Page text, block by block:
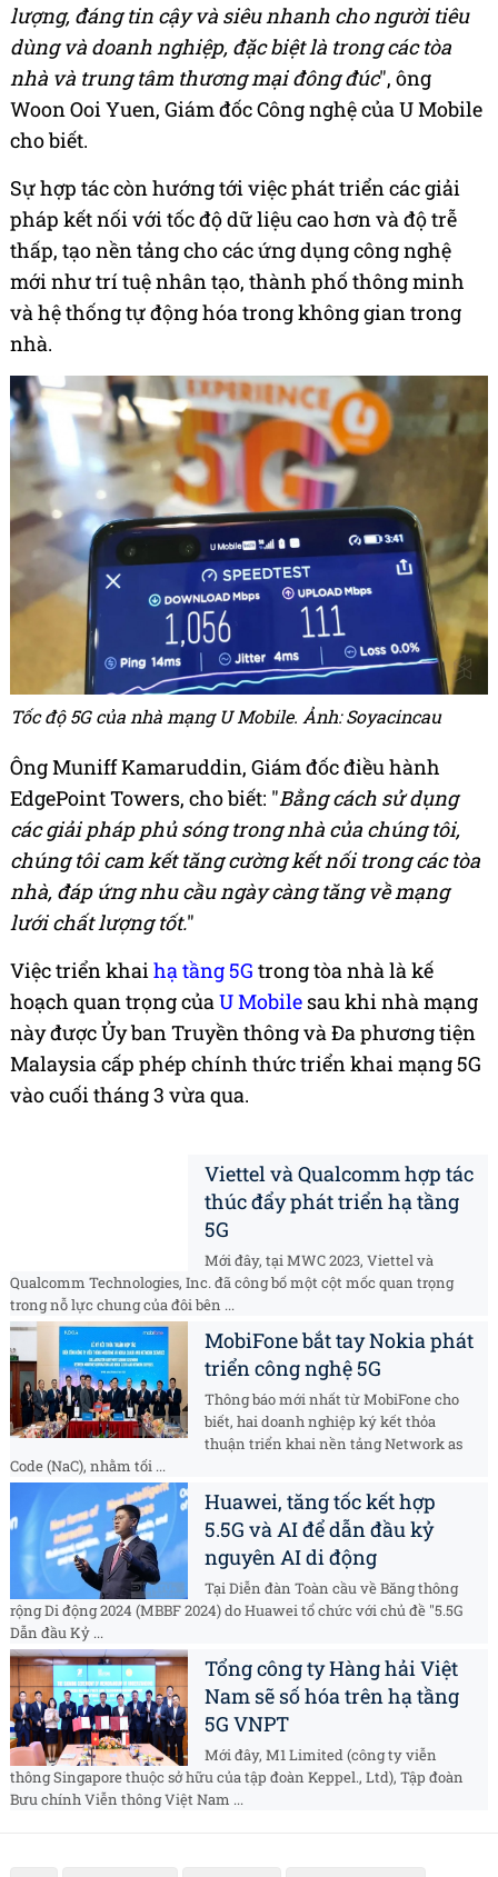
lượng, đáng tin cậy và siêu nhanh cho người tiêu
dùng và doanh nghiệp, đặc biệt là trong các tòa
nhà và trung tâm thương mại đông đúc", ông
Woon Ooi Yuen, Giám đốc Công nghệ của U Mobile
cho biết.
Sự hợp tác còn hướng tới việc phát triển các giải
pháp kết nối với tốc độ dữ liệu cao hơn và độ trễ
thấp, tạo nền tảng cho các ứng dụng công nghệ
mới như trí tuệ nhân tạo, thành phố thông minh
và hệ thống tự động hóa trong không gian trong
nhà.
Tốc độ 5G của nhà mạng U Mobile. Ảnh: Soyacincau
Ông Muniff Kamaruddin, Giám đốc điều hành
EdgePoint Towers, cho biết: "Bằng cách sử dụng
các giải pháp phủ sóng trong nhà của chúng tôi,
chúng tôi cam kết tăng cường kết nối trong các tòa
nhà, đáp ứng nhu cầu ngày càng tăng về mạng
lưới chất lượng tốt."
Việc triển khaihạ tầng 5G trong tòa nhà là kế
hoạch quan trọng củaU Mobile sau khi nhà mạng
này được Ủy ban Truyền thông và Đa phương tiện
Malaysia cấp phép chính thức triển khai mạng 5G
vào cuối tháng 3 vừa qua.
Viettel và Qualcomm hợp tác
thúc đẩy phát triển hạ tầng
5G
Mới đây, tại MWC 2023, Viettel và
Qualcomm Technologies, Inc. đã công bố một cột mốc quan trọng
trong nỗ lực chung của đôi bên ...
MobiFone bắt tay Nokia phát
triển công nghệ 5G
Thông báo mới nhất từ MobiFone cho
biết, hai doanh nghiệp ký kết thỏa
thuận triển khai nền tảng Network as
Code (NaC), nhằm tối ...
Huawei, tăng tốc kết hợp
5.5G và AI để dẫn đầu kỷ
nguyên AI di động
Tại Diễn đàn Toàn cầu về Băng thông
rộng Di động 2024 (MBBF 2024) do Huawei tổ chức với chủ đề "5.5G
Dẫn đầu Kỷ ...
Tổng công ty Hàng hải Việt
Nam sẽ số hóa trên hạ tầng
5G VNPT
Mới đây, M1 Limited (công ty viễn
thông Singapore thuộc sở hữu của tập đoàn Keppel., Ltd), Tập đoàn
Bưu chính Viễn thông Việt Nam ...